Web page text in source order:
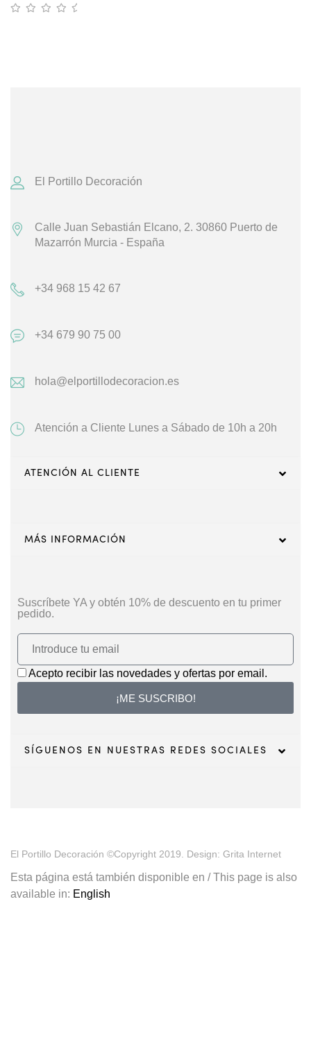
El Portillo Decoración
Calle Juan Sebastián Elcano, 2. 30860 Puerto de
Mazarrón Murcia - España
+34 968 15 42 67
+34 679 90 75 00
hola@elportillodecoracion.es
Atención a Cliente Lunes a Sábado de 10h a 20h
ATENCIÓN AL CLIENTE
MÁS INFORMACIÓN
Suscríbete YA y obtén 10% de descuento en tu primer
pedido.
Acepto recibir las novedades y ofertas por email.
¡ME SUSCRIBO!
SÍGUENOS EN NUESTRAS REDES SOCIALES
El Portillo Decoración ©Copyright 2019. Design: Grita Internet
Esta página está también disponible en / This page is also
available in: English